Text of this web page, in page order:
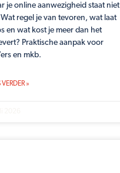
je online aanwezigheid staat niet
regel je van tevoren, wat laat
en wat kost je meer dan het
Praktische aanpak voor
en mkb.
VERDER »